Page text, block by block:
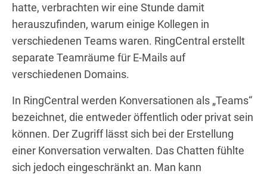
hatte, verbrachten wir eine Stunde damit
herauszufinden, warum einige Kollegen in
verschiedenen Teams waren. RingCentral erstellt
separate Teamräume für E-Mails auf
verschiedenen Domains.
In RingCentral werden Konversationen als „Teams“
bezeichnet, die entweder öffentlich oder privat sein
können. Der Zugriff lässt sich bei der Erstellung
einer Konversation verwalten. Das Chatten fühlte
sich jedoch eingeschränkt an. Man kann